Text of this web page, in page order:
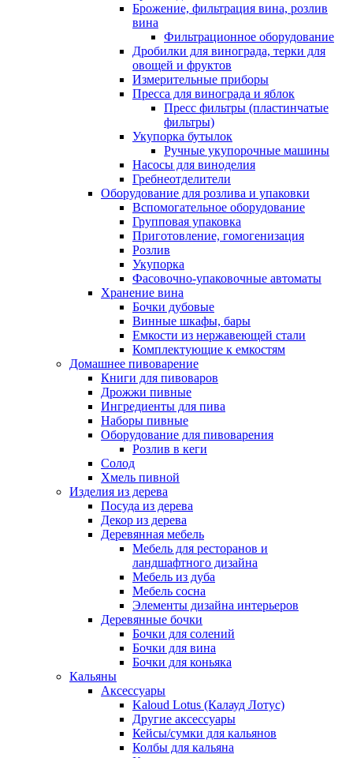
Брожение, фильтрация вина, розлив
вина
Фильтрационное оборудование
Дробилки для винограда, терки для
овощей и фруктов
Измерительные приборы
Пресса для винограда и яблок
Пресс фильтры (пластинчатые
фильтры)
Укупорка бутылок
Ручные укупорочные машины
Насосы для виноделия
Гребнеотделители
Оборудование для розлива и упаковки
Вспомогательное оборудование
Групповая упаковка
Приготовление, гомогенизация
Розлив
Укупорка
Фасовочно-упаковочные автоматы
Хранение вина
Бочки дубовые
Винные шкафы, бары
Емкости из нержавеющей стали
Комплектующие к емкостям
Домашнее пивоварение
Книги для пивоваров
Дрожжи пивные
Ингредиенты для пива
Наборы пивные
Оборудование для пивоварения
Розлив в кеги
Солод
Хмель пивной
Изделия из дерева
Посуда из дерева
Декор из дерева
Деревянная мебель
Мебель для ресторанов и
ландшафтного дизайна
Мебель из дуба
Мебель сосна
Элементы дизайна интерьеров
Деревянные бочки
Бочки для солений
Бочки для вина
Бочки для коньяка
Кальяны
Аксессуары
Kaloud Lotus (Калауд Лотус)
Другие аксессуары
Кейсы/сумки для кальянов
Колбы для кальяна